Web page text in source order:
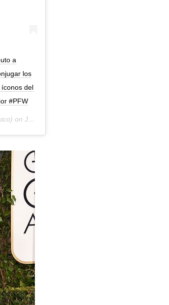
a
los
del
#PFW
on Jan 17, 2020 at 11:29am PST